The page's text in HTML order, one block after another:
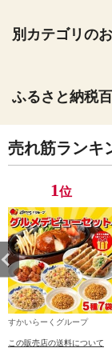
別カテゴリの
ふるさと納税
売れ筋ランキ
1位
すかいらーくグループ
この販売店の送料について